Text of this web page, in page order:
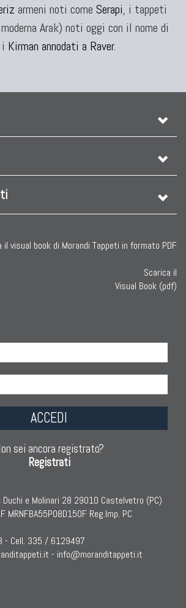
armeni noti come Serapi, i tappeti
Arak) noti oggi con il nome di
i Kirman annodati a Raver.
Scarica il
Visual Book (pdf)
ACCEDI
sei ancora registrato?
Registrati
Duchi e Molinari 28 29010 Castelvetro (PC)
MRNFBA55P08D150F Reg.Imp. PC
- Cell. 335 / 6129497
- info@moranditappeti.it